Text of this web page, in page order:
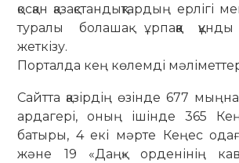
қосқан қазақстандықтардың ерлігі
туралы болашақ ұрпаққа құнды
жеткізу.
Порталда кең көлемді
Сайтта қазірдің өзінде 677
ардагері, оның ішінде 365
батыры, 4 екі мәрте Кеңес
және 19 «Даңқ» орденінің